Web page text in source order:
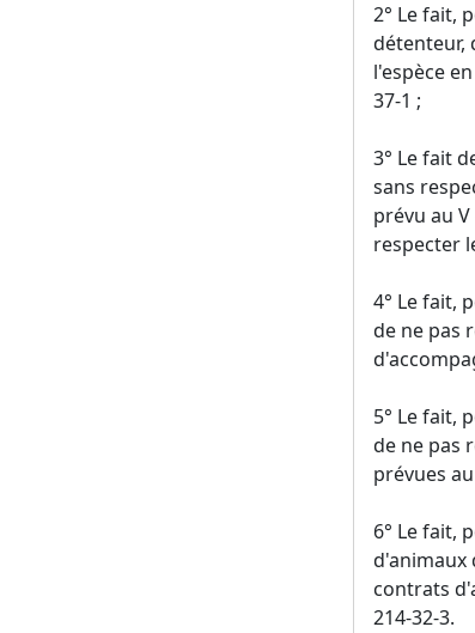
2° Le fait,
détenteur,
l'espèce
37-1 ;
3° Le fait
sans
prévu au
respecter
4° Le fait,
de ne pas
5° Le fait,
de ne pas
prévues
6° Le fait,
d'animaux
contrats
214-32-3.